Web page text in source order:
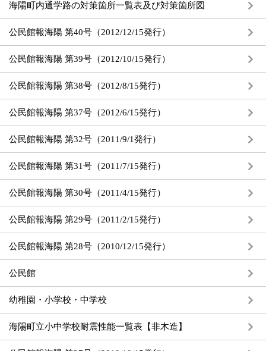
海陽町内通学路の対策箇所一覧表及び対策箇所図
公民館報海陽 第40号（2012/12/15発行）
公民館報海陽 第39号（2012/10/15発行）
公民館報海陽 第38号（2012/8/15発行）
公民館報海陽 第37号（2012/6/15発行）
公民館報海陽 第32号（2011/9/1発行）
公民館報海陽 第31号（2011/7/15発行）
公民館報海陽 第30号（2011/4/15発行）
公民館報海陽 第29号（2011/2/15発行）
公民館報海陽 第28号（2010/12/15発行）
公民館
幼稚園・小学校・中学校
海陽町立小中学校耐震性能一覧表【非木造】